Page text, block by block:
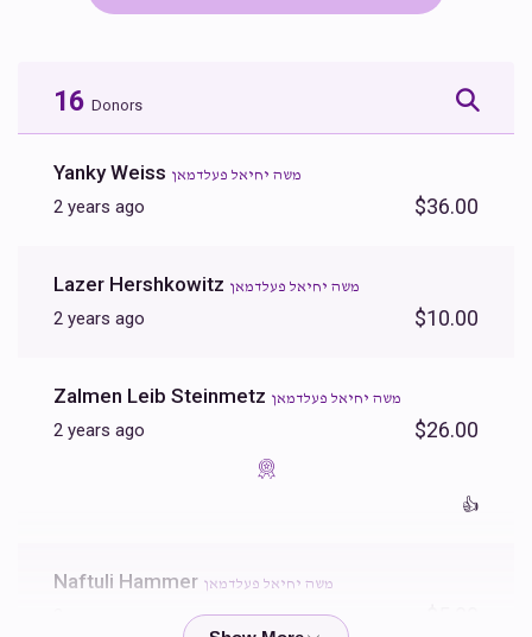
16 Donors
Yanky Weiss משה יחיאל פעלדמאן
2 years ago $36.00
Lazer Hershkowitz משה יחיאל פעלדמאן
2 years ago $10.00
Zalmen Leib Steinmetz משה יחיאל פעלדמאן
2 years ago $26.00
👍
Naftuli Hammer משה יחיאל פעלדמאן